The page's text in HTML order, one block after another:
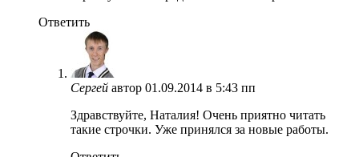
Ответить
Сергей автор 01.09.2014 в 5:43 пп
Здравствуйте, Наталия! Очень приятно читать
такие строчки. Уже принялся за новые работы.